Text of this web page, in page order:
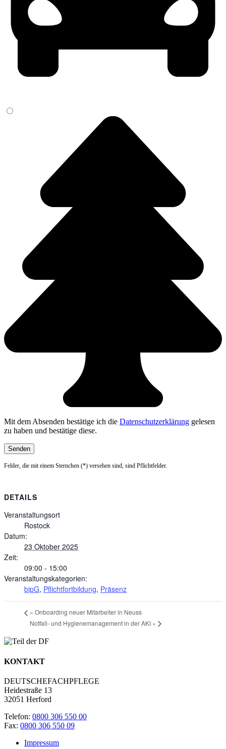
Mit dem Absenden bestätige ich die Datenschutzerklärung gelesen
zu haben und bestätige diese.
Felder, die mit einem Sternchen (*) versehen sind, sind Pflichtfelder.
DETAILS
Veranstaltungsort
Rostock
Datum:
23 Oktober 2025
Zeit:
09:00 - 15:00
Veranstaltungskategorien:
bipG, Pflichtfortbildung, Präsenz
« Onboarding neuer Mitarbeiter in Neuss
Notfall- und Hygienemanagement in der AKI »
KONTAKT
DEUTSCHEFACHPFLEGE
Heidestraße 13
32051 Herford
Telefon: 0800 306 550 00
Fax: 0800 306 550 09
Impressum